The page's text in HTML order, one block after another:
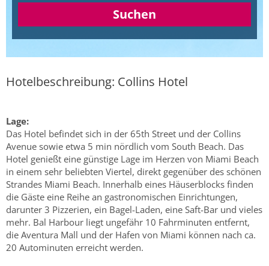
Suchen
Hotelbeschreibung: Collins Hotel
Lage:
Das Hotel befindet sich in der 65th Street und der Collins
Avenue sowie etwa 5 min nördlich vom South Beach. Das
Hotel genießt eine günstige Lage im Herzen von Miami Beach
in einem sehr beliebten Viertel, direkt gegenüber des schönen
Strandes Miami Beach. Innerhalb eines Häuserblocks finden
die Gäste eine Reihe an gastronomischen Einrichtungen,
darunter 3 Pizzerien, ein Bagel-Laden, eine Saft-Bar und vieles
mehr. Bal Harbour liegt ungefähr 10 Fahrminuten entfernt,
die Aventura Mall und der Hafen von Miami können nach ca.
20 Autominuten erreicht werden.